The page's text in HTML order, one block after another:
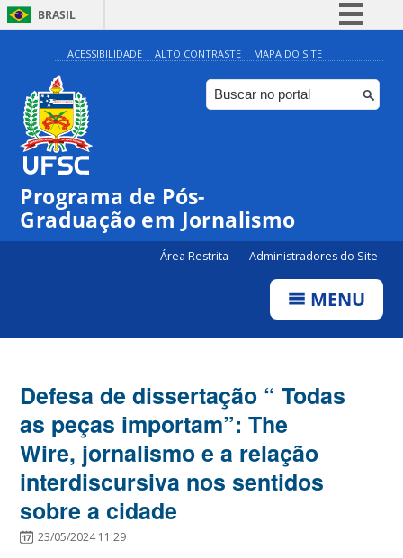
BRASIL
Simplifique!
Comunica BR
Participe
ACESSIBILIDADE ALTO CONTRASTE MAPA DO SITE
Programa de Pós-
Graduação em Jornalismo
Área Restrita Administradores do Site
MENU
Defesa de dissertação “ Todas
as peças importam”: The
Wire, jornalismo e a relação
interdiscursiva nos sentidos
sobre a cidade
23/05/2024 11:29